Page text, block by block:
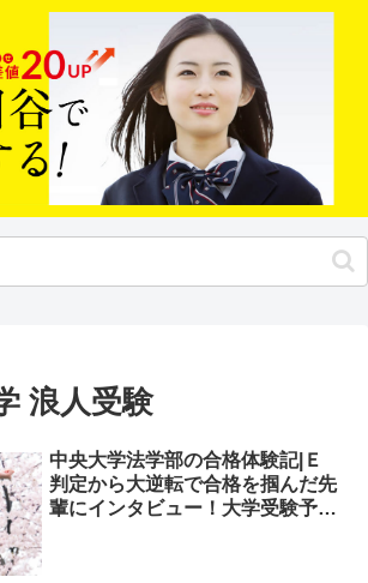
浪人受験
中央大学法学部の合格体験記|Ｅ
判定から大逆転で合格を掴んだ先
輩にインタビュー！大学受験予備